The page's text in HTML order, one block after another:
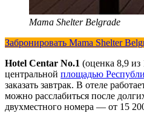
Mama Shelter Belgrade
Забронировать Mama Shelter
Hotel Centar No.1 (оценка 8,9
центральной площадью
заказать завтрак. В отеле
можно расслабиться после
двухместного номера — от 15